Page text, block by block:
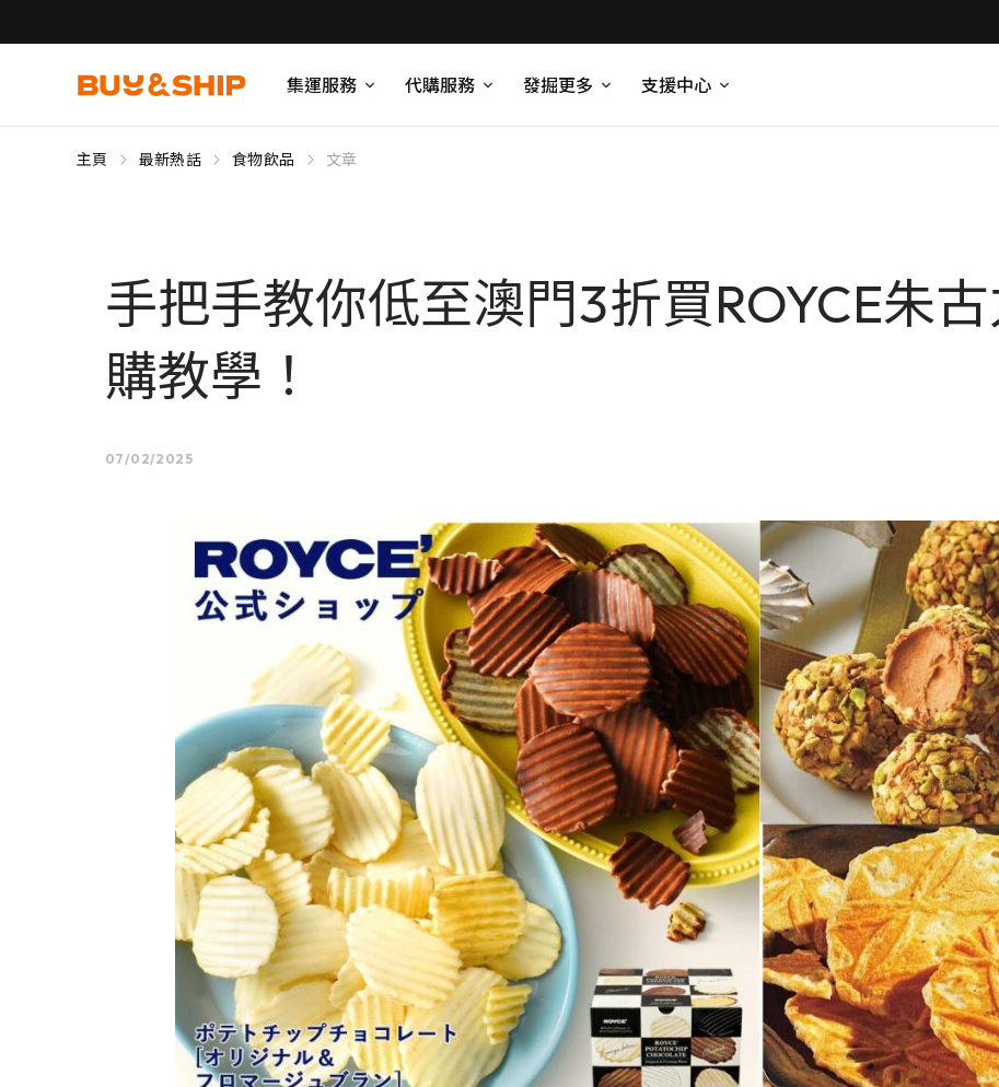
集運服務 代購服務 發掘更多 支援中心
主頁 最新熱話 食物飲品 文章
手把手教你低至澳門3折買ROYCE朱
購教學！
07/02/2025